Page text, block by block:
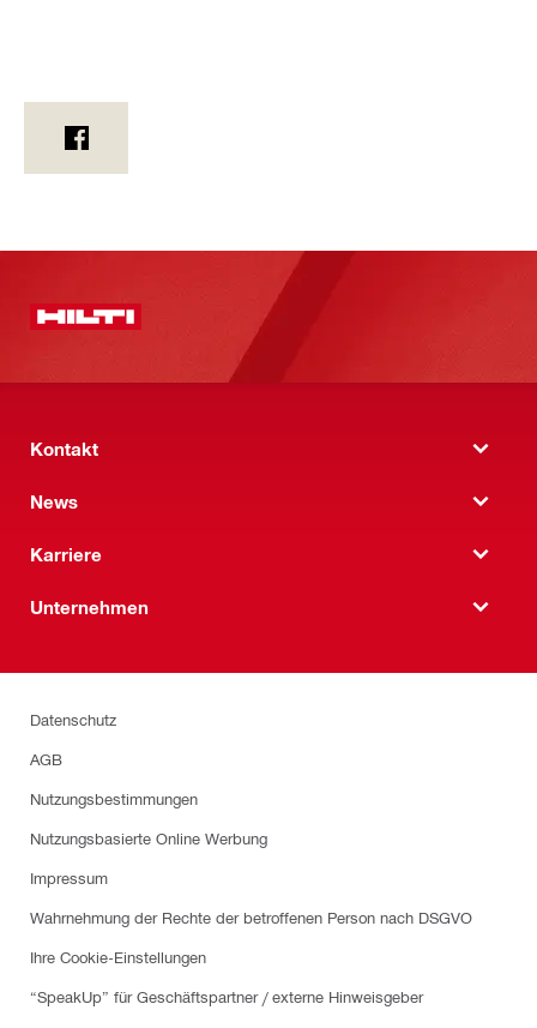
Kontakt
News
Karriere
Unternehmen
Datenschutz
AGB
Nutzungsbestimmungen
Nutzungsbasierte Online Werbung
Impressum
Wahrnehmung der Rechte der betroffenen Person nach DSGVO
Ihre Cookie-Einstellungen
“SpeakUp” für Geschäftspartner / externe Hinweisgeber